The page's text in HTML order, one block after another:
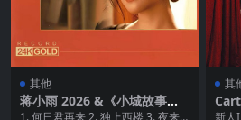
其他
蒋小雨 2026 &《小城故事》2
4K黄金直刻 WAV
1. 何日君再来 2. 独上西楼 3. 夜来
其
新人